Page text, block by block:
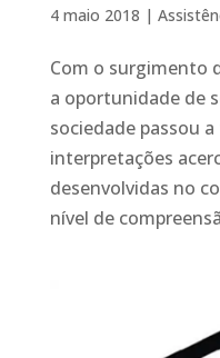
4 maio 2018 |
Com o surgimento
a oportunidade de
sociedade passou
interpretações
desenvolvidas no
nível de